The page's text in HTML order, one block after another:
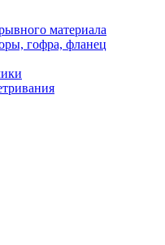
материала
гофра, фланец